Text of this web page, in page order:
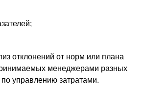
отклонений от норм или плана
менеджерами разных
управлению затратами.